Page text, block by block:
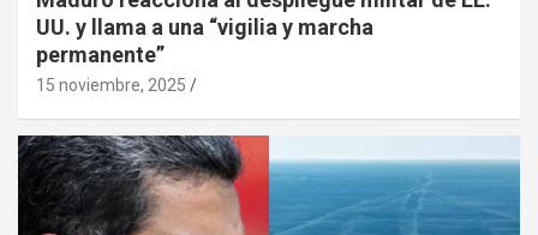
UU. y llama a una “vigilia y marcha
permanente”
15 noviembre, 2025